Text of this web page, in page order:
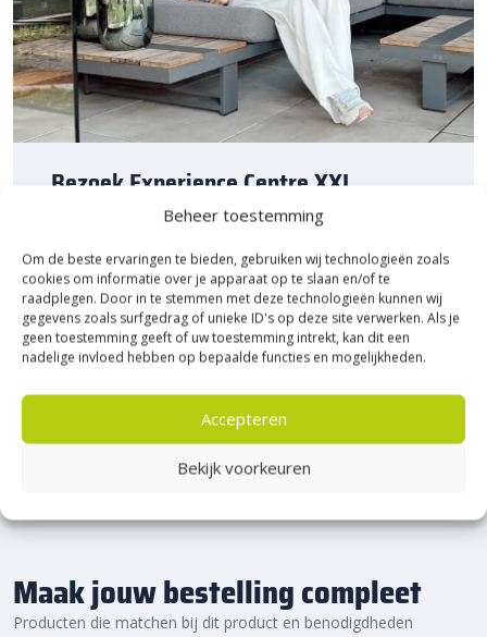
Beheer toestemming
Om de beste ervaringen te bieden, gebruiken wij technologieën zoals
cookies om informatie over je apparaat op te slaan en/of te
raadplegen. Door in te stemmen met deze technologieën kunnen wij
gegevens zoals surfgedrag of unieke ID's op deze site verwerken. Als je
geen toestemming geeft of uw toestemming intrekt, kan dit een
nadelige invloed hebben op bepaalde functies en mogelijkheden.
Accepteren
Bekijk voorkeuren
Bezoek Experience Centre XXL
Bijna het gehele Kijlstra assortiment vind je in het
prachtige Heerde.
★ 2.500m² Experience Centre XXL in Heerde!
Kom gezellig langs!
Maak jouw bestelling compleet
Producten die matchen bij dit product en benodigdheden